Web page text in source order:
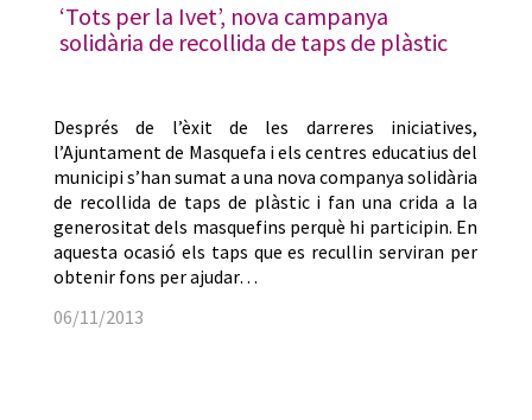
‘Tots per la Ivet’, nova campanya
solidària de recollida de taps de plàstic
Després de l’èxit de les darreres iniciatives,
l’Ajuntament de Masquefa i els centres educatius del
municipi s’han sumat a una nova companya solidària
de recollida de taps de plàstic i fan una crida a la
generositat dels masquefins perquè hi participin. En
aquesta ocasió els taps que es recullin serviran per
obtenir fons per ajudar…
06/11/2013